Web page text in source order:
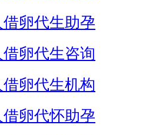
卵代生助孕
卵代生咨询
卵代生机构
卵代怀助孕